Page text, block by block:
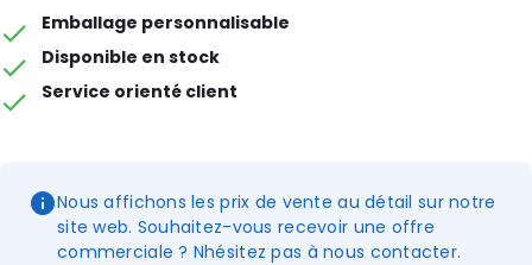
Emballage personnalisable
Disponible en stock
Service orienté client
Nous affichons les prix de vente au détail sur notre
site web. Souhaitez-vous recevoir une offre
commerciale ? Nhésitez pas à nous contacter.